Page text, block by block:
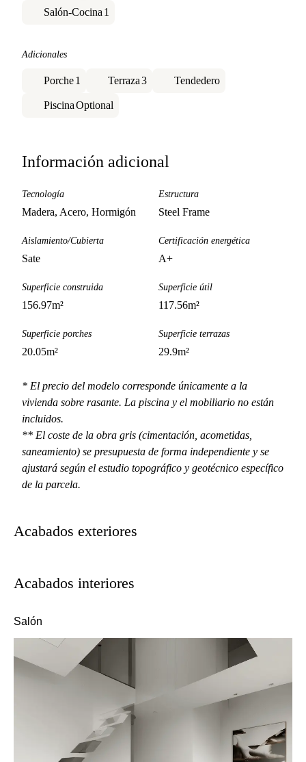
Salón-Cocina 1
Adicionales
Porche1 Terraza3 Tendedero
PiscinaOptional
Información adicional
Tecnología
Madera, Acero, Hormigón
Estructura
Steel Frame
Aislamiento/Cubierta
Sate
Certificación energética
A+
Superficie construida
156.97m²
Superficie útil
117.56m²
Superficie porches
20.05m²
Superficie terrazas
29.9m²
* El precio del modelo corresponde únicamente a la
vivienda sobre rasante. La piscina y el mobiliario no están
incluidos.
** El coste de la obra gris (cimentación, acometidas,
saneamiento) se presupuesta de forma independiente y se
ajustará según el estudio topográfico y geotécnico específico
de la parcela.
Acabados exteriores
Acabados interiores
Salón